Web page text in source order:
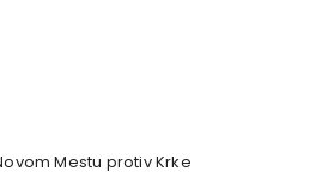
Mestu protiv Krke